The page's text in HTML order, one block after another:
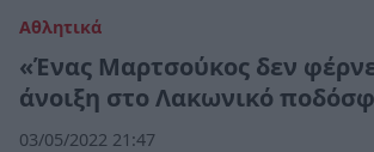
Αθλητικά
«Ένας Μαρτσούκος δεν
άνοιξη στο Λακωνικό
03/05/2022 21:47